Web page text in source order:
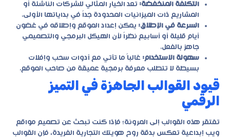
التكلفة المنخفضة: تعد الخيار المثالي للشركات الناشئة أو
المشاريع ذات الميزانيات المحدودة جداً في بداياتها الأولى.
السرعة في الإطلاق: يمكن إعداد الموقع وإطلاقه في غضون
أيام قليلة أو أسابيع نظراً لأن الهيكل البرمجي والتصميمي
جاهز بالفعل.
سهولة الاستخدام: غالباً ما تأتي مع أدوات سحب وإفلات
بسيطة لا تتطلب معرفة برمجية عميقة من صاحب الموقع.
قيود القوالب الجاهزة في التميز
الرقمي
تفتقر هذه القوالب إلى المرونة؛ فإذا كنت تبحث عن تصميم مواقع
ويب إبداعية تعكس بدقة روح هويتك التجارية الفريدة، فإن القوالب